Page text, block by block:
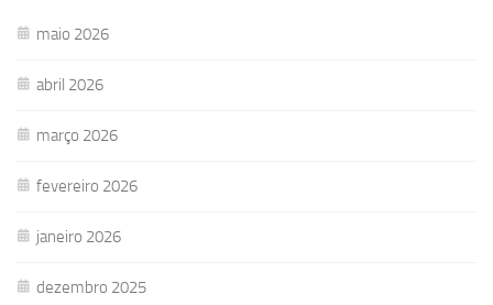
maio 2026
abril 2026
março 2026
fevereiro 2026
janeiro 2026
dezembro 2025